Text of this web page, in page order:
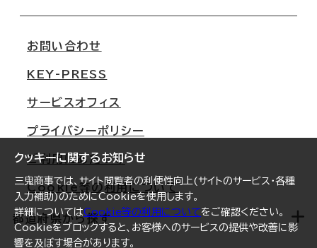
クッキーに関するお知らせ
三鬼商事では、サイト閲覧者の利便性向上(サイトのサービス・各種
入力補助)のためにCookieを使用します。
詳細についてはCookie等の利用についてをご確認ください。
Cookieをブロックすると、お客様へのサービスの提供や改善に影
響を及ぼす場合があります。
移転スケジュール
オフィス移転Q&A
大阪
名古屋
札幌
仙台
横浜
福岡
オフィスリポート
お問い合わせ
KEY-PRESS
サービスオフィス
プライバシーポリシー
ご利用にあたって
Cookie等の利用について
都道府県から探す